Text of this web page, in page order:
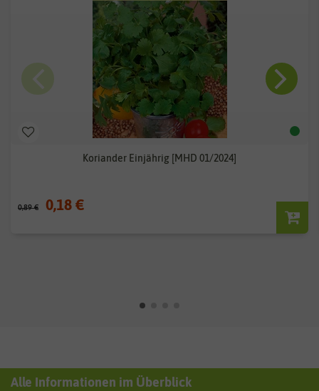
Koriander Einjährig [MHD 01/2024]
0,89 € 0,18 €
Alle Informationen im Überblick